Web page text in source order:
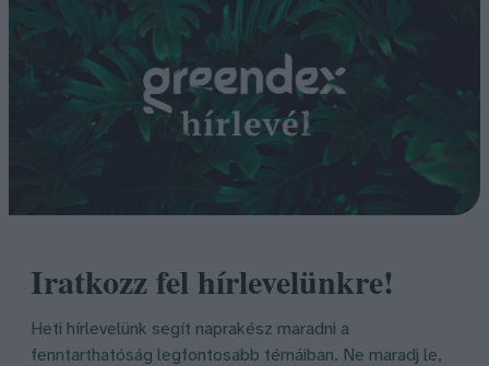
Iratkozz fel hírlevelünkre!
Heti hírlevelünk segít naprakész maradni a
fenntarthatóság legfontosabb témáiban. Ne maradj le,